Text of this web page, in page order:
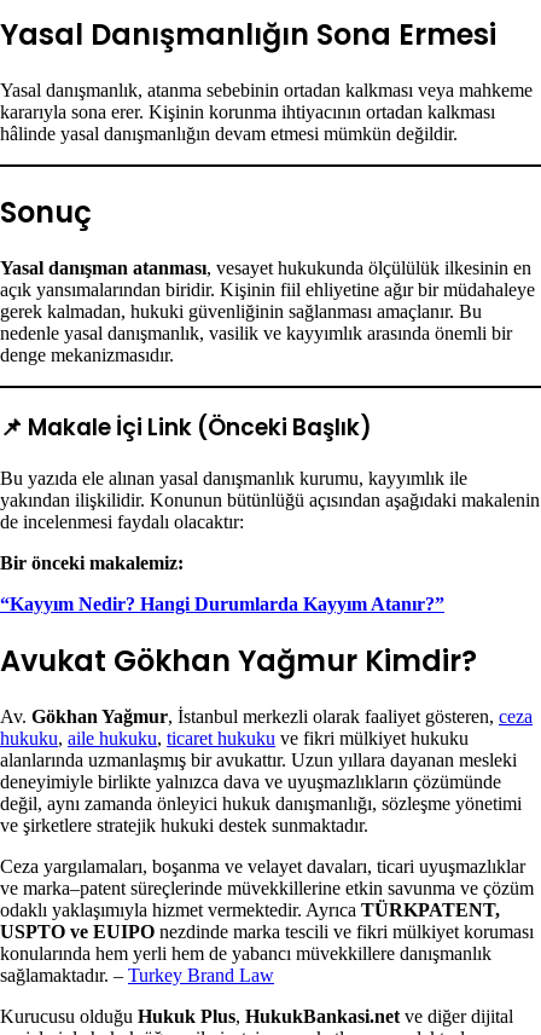
Yasal Danışmanlığın Sona Ermesi
Yasal danışmanlık, atanma sebebinin ortadan kalkması veya mahkeme
kararıyla sona erer. Kişinin korunma ihtiyacının ortadan kalkması
hâlinde yasal danışmanlığın devam etmesi mümkün değildir.
Sonuç
Yasal danışman atanması, vesayet hukukunda ölçülülük ilkesinin en
açık yansımalarından biridir. Kişinin fiil ehliyetine ağır bir müdahaleye
gerek kalmadan, hukuki güvenliğinin sağlanması amaçlanır. Bu
nedenle yasal danışmanlık, vasilik ve kayyımlık arasında önemli bir
denge mekanizmasıdır.
📌 Makale İçi Link (Önceki Başlık)
Bu yazıda ele alınan yasal danışmanlık kurumu, kayyımlık ile
yakından ilişkilidir. Konunun bütünlüğü açısından aşağıdaki makalenin
de incelenmesi faydalı olacaktır:
Bir önceki makalemiz:
“Kayyım Nedir? Hangi Durumlarda Kayyım Atanır?”
Avukat Gökhan Yağmur Kimdir?
Av. Gökhan Yağmur, İstanbul merkezli olarak faaliyet gösteren, ceza
hukuku, aile hukuku, ticaret hukuku ve fikri mülkiyet hukuku
alanlarında uzmanlaşmış bir avukattır. Uzun yıllara dayanan mesleki
deneyimiyle birlikte yalnızca dava ve uyuşmazlıkların çözümünde
değil, aynı zamanda önleyici hukuk danışmanlığı, sözleşme yönetimi
ve şirketlere stratejik hukuki destek sunmaktadır.
Ceza yargılamaları, boşanma ve velayet davaları, ticari uyuşmazlıklar
ve marka–patent süreçlerinde müvekkillerine etkin savunma ve çözüm
odaklı yaklaşımıyla hizmet vermektedir. Ayrıca TÜRKPATENT,
USPTO ve EUIPO nezdinde marka tescili ve fikri mülkiyet koruması
konularında hem yerli hem de yabancı müvekkillere danışmanlık
sağlamaktadır. – Turkey Brand Law
Kurucusu olduğu Hukuk Plus, HukukBankasi.net ve diğer dijital